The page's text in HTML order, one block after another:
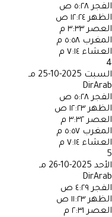
الفجر ٥:٢٨ ص
الظهر ١٢:٢٤ ص
العصر ٣:٣٣ م
المغرب ٥:٥٨ م
العشاء ٧:١٤ م
4
السبت 2025-10-25 مـ
DirArab
الفجر ٥:٢٨ ص
الظهر ١٢:٢٣ ص
العصر ٣:٣٢ م
المغرب ٥:٥٧ م
العشاء ٧:١٤ م
5
الأحد 2025-10-26 مـ
DirArab
الفجر ٤:٢٩ ص
الظهر ١١:٢٣ ص
العصر ٢:٣١ م